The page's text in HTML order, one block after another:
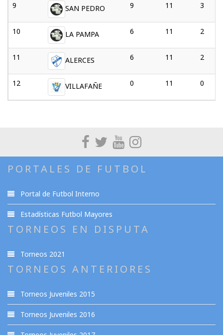
9 SAN PEDRO 9 11 3
10 LA PAMPA 6 11 2
11 ALERCES 6 11 2
12 VILLAFAÑE 0 11 0
PORTALES DE FUTBOL
Portal de Futbol Interno
Estadísticas Futbol Mayores
TORNEOS EN DISPUTA
Torneos 2021
TORNEOS ANTERIORES
Torneos Juveniles 2015
Torneos Juveniles 2016